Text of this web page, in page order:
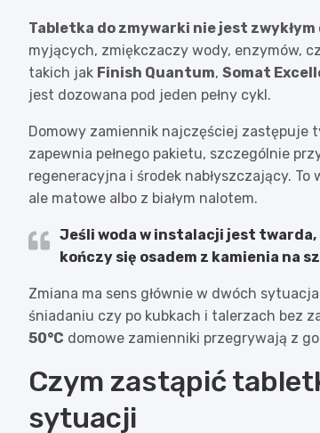
Tabletka do zmywarki nie jest
myjących, zmiękczaczy wody, enzymów,
takich jak Finish Quantum, Somat
jest dozowana pod jeden pełny cykl.
Domowy zamiennik najczęściej zastępuje
zapewnia pełnego pakietu, szczególnie
regeneracyjna i środek nabłyszczający.
ale matowe albo z białym nalotem.
Jeśli woda w instalacji jest twarda,
kończy się osadem z kamienia na
Zmiana ma sens głównie w dwóch
śniadaniu czy po kubkach i talerzach bez
50°C domowe zamienniki przegrywają z
Czym zastąpić
sytuacji